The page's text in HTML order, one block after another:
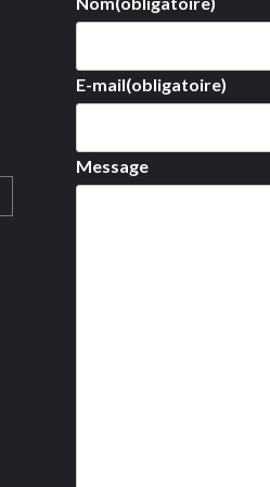
E-mail(obligatoire)
Message